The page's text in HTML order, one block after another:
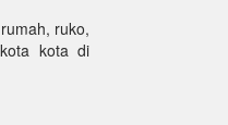
ruko,
kota di